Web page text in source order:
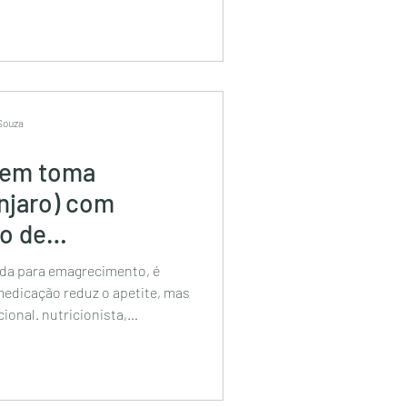
toma
com
de
Paulo e
para emagrecimento, é
reduz o apetite, mas
nutricionista,
de mim, melhor